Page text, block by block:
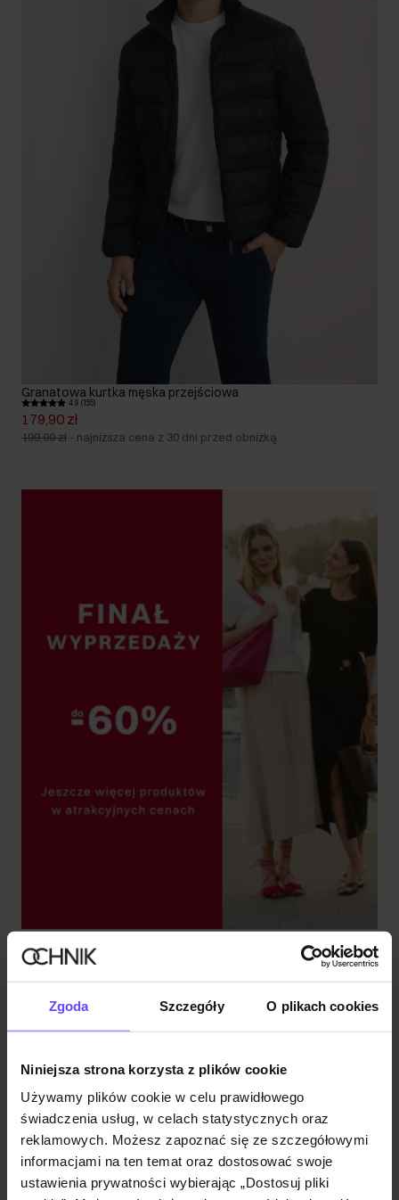
Zgoda Szczegóły O plikach cookies
Niniejsza strona korzysta z plików cookie
Używamy plików cookie w celu prawidłowego
świadczenia usług, w celach statystycznych oraz
reklamowych. Możesz zapoznać się ze szczegółowymi
informacjami na ten temat oraz dostosować swoje
ustawienia prywatności wybierając „Dostosuj pliki
Granatowa kurtka męska przejściowa
4.9 (155)
179,90 zł
199,90 zł - najniższa cena z 30 dni przed obniżką
FINAŁ WYPRZEDAŻY DO -60%